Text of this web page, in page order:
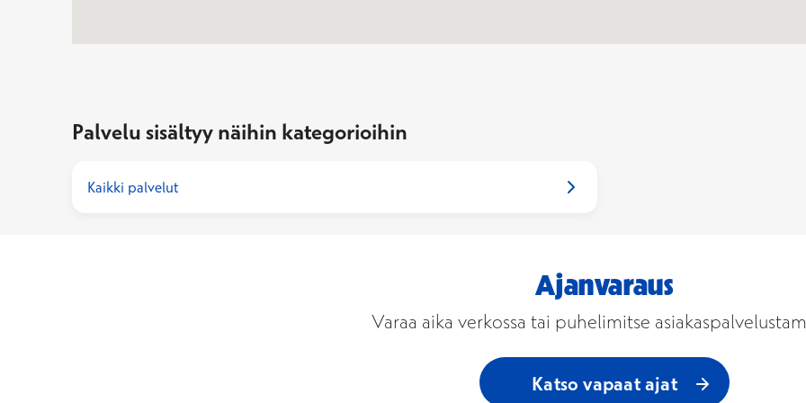
Palvelu sisältyy näihin kategorioihin
Kaikki palvelut
Ajanvaraus
Varaa aika verkossa tai puhelimitse
Katso vapaat ajat